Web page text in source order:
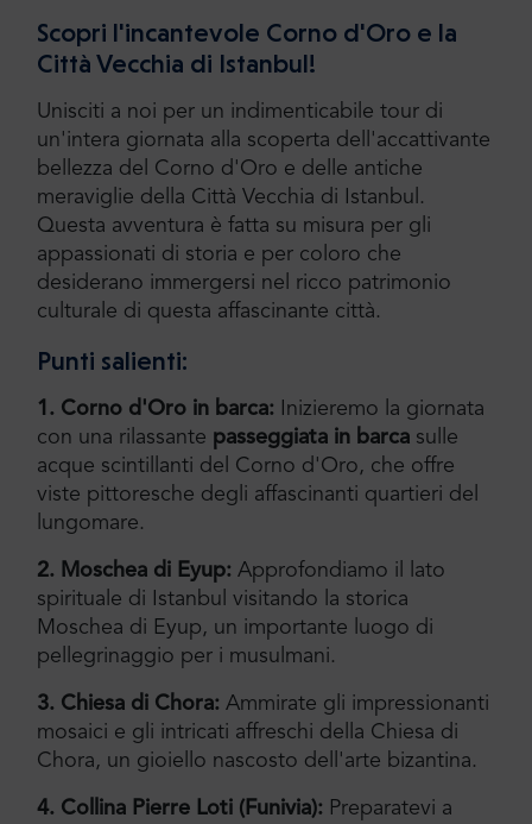
Scopri l'incantevole Corno d'Oro e la
Città Vecchia di Istanbul!
Unisciti a noi per un indimenticabile tour di
un'intera giornata alla scoperta dell'accattivante
bellezza del Corno d'Oro e delle antiche
meraviglie della Città Vecchia di Istanbul.
Questa avventura è fatta su misura per gli
appassionati di storia e per coloro che
desiderano immergersi nel ricco patrimonio
culturale di questa affascinante città.
Punti salienti:
1. Corno d'Oro in barca: Inizieremo la giornata
con una rilassante passeggiata in barca sulle
acque scintillanti del Corno d'Oro, che offre
viste pittoresche degli affascinanti quartieri del
lungomare.
2. Moschea di Eyup: Approfondiamo il lato
spirituale di Istanbul visitando la storica
Moschea di Eyup, un importante luogo di
pellegrinaggio per i musulmani.
3. Chiesa di Chora: Ammirate gli impressionanti
mosaici e gli intricati affreschi della Chiesa di
Chora, un gioiello nascosto dell'arte bizantina.
4. Collina Pierre Loti (Funivia): Preparatevi a